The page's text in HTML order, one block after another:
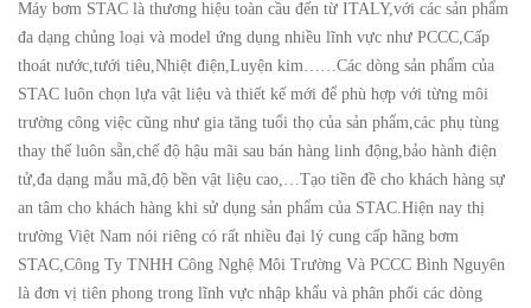
Máy bơm STAC là thương hiệu toàn cầu đến từ ITALY,với các sản phẩm
đa dạng chủng loại và model ứng dụng nhiều lĩnh vực như PCCC,Cấp
thoát nước,tưới tiêu,Nhiệt điện,Luyện kim……Các dòng sản phẩm của
STAC luôn chọn lựa vật liệu và thiết kế mới để phù hợp với từng môi
trường công việc cũng như gia tăng tuổi thọ của sản phẩm,các phụ tùng
thay thế luôn sẵn,chế độ hậu mãi sau bán hàng linh động,bảo hành điện
tử,đa dạng mẫu mã,độ bền vật liệu cao,…Tạo tiền đề cho khách hàng sự
an tâm cho khách hàng khi sử dụng sản phẩm của STAC.Hiện nay thị
trường Việt Nam nói riêng có rất nhiều đại lý cung cấp hãng bơm
STAC,Công Ty TNHH Công Nghệ Môi Trường Và PCCC Bình Nguyên
là đơn vị tiên phong trong lĩnh vực nhập khẩu và phân phối các dòng